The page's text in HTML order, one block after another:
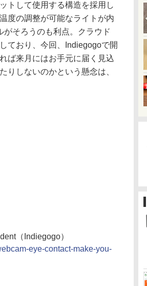
トして使用する構造を採用し
度の調整が可能なライトが内
そろうのも利点。クラウド
ており、今回、Indiegogoで開
ば来月にはお手元に届く見込
りしないのかという懸念は、
（Indiegogo）
eye-contact-make-you-